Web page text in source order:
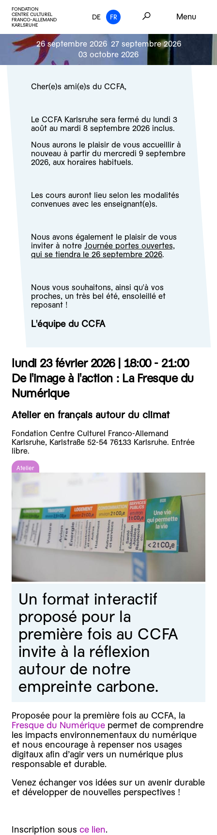
FONDATION
CENTRE CULTUREL
FRANCO-ALLEMAND
KARLSRUHE
DE FR Menu
26 septembre 2026 27 septembre 2026
03 octobre 2026
Cher(e)s ami(e)s du CCFA,
Le CCFA Karlsruhe sera fermé du lundi 3
août au mardi 8 septembre 2026 inclus.
Nous aurons le plaisir de vous accueillir à
nouveau à partir du mercredi 9 septembre
2026, aux horaires habituels.
Les cours auront lieu selon les modalités
convenues avec les enseignant(e)s.
Nous avons également le plaisir de vous
inviter à notre Journée portes ouvertes,
qui se tiendra le 26 septembre 2026.
Nous vous souhaitons, ainsi qu'à vos
proches, un très bel été, ensoleillé et
reposant !
L'équipe du CCFA
lundi 23 février 2026 | 18:00 - 21:00
De l'image à l'action : La Fresque du
Numérique
Atelier en français autour du climat
Fondation Centre Culturel Franco-Allemand
Karlsruhe, Karlstraße 52-54 76133 Karlsruhe. Entrée
libre.
Atelier
Un format interactif
proposé pour la
première fois au CCFA
invite à la réflexion
autour de notre
empreinte carbone.
Proposée pour la première fois au CCFA, la
Fresque du Numérique permet de comprendre
les impacts environnementaux du numérique
et nous encourage à repenser nos usages
digitaux afin d’agir vers un numérique plus
responsable et durable.
Venez échanger vos idées sur un avenir durable
et développer de nouvelles perspectives !
Inscription sous ce lien.